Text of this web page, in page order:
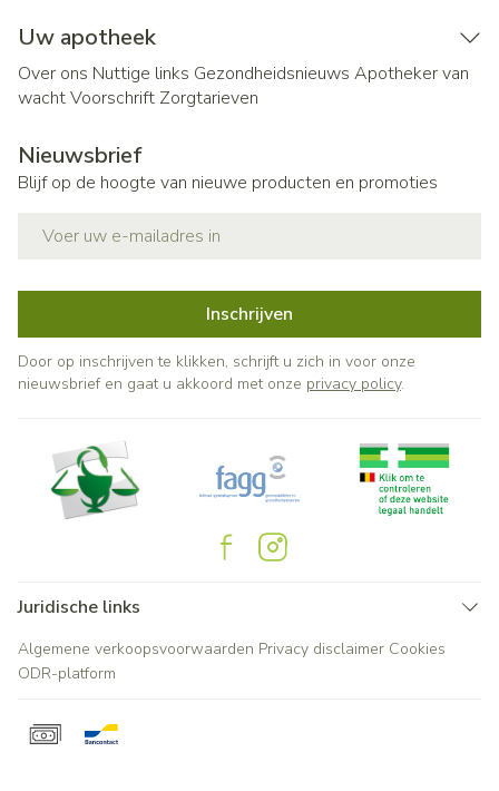
Uw apotheek
Over ons Nuttige links Gezondheidsnieuws Apotheker van
wachtVoorschrift Zorgtarieven
Nieuwsbrief
Blijf op de hoogte van nieuwe producten en promoties
Inschrijven
Door op inschrijven te klikken, schrijft u zich in voor onze
nieuwsbrief en gaat u akkoord met onze privacy policy.
Juridische links
Algemene verkoopsvoorwaarden Privacy disclaimer Cookies
ODR-platform